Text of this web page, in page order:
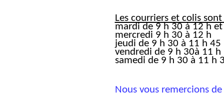
Les courriers et colis
mardi de 9 h 30 à 12 h
mercredi 9 h 30 à 12 h
jeudi de 9 h 30 à 11 h 45
vendredi de 9 h 30à 11 h
samedi de 9 h 30 à 11 h
Nous vous remercions